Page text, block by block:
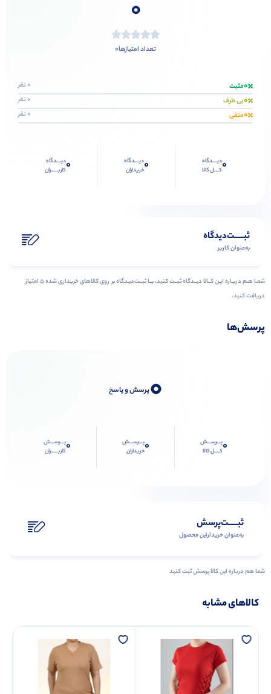
0
تعداد امتیازها0
0مثبت 0 نفر
0بی طرف 0 نفر
0منفی 0 نفر
0دیــــدگاه
کــــل کالا
0دیــــدگاه
خریداران
0دیــــدگاه
کاربـــــران
ثبـــــت‌دیدگاه
به‌عنوان کاربر
شمـا هـم دربـاره ایـن کــالا دیــدگاه ثبــت کنید، بــا ثبــت‌دیـدگاه بر روی کالاهای خریداری شده ۵ امتیاز
دریافت کنید.
پرسش‌ها
0پرسش و پاسخ
0پـــرســـش
کــــل کالا
0پـــرســـش
خریداران
0پـــرســـش
کاربـــــران
ثبـــــت‌پرسش
به‌عنوان ‌خریدار‌این‌ محصول
شما هم درباره این کالا پرسش ثبت کنید
کالاهای مشابه